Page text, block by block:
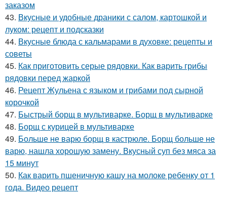
заказом
43. Вкусные и удобные драники с салом, картошкой и
луком: рецепт и подсказки
44. Вкусные блюда с кальмарами в духовке: рецепты и
советы
45. Как приготовить серые рядовки. Как варить грибы
рядовки перед жаркой
46. Рецепт Жульена с языком и грибами под сырной
корочкой
47. Быстрый борщ в мультиварке. Борщ в мультиварке
48. Борщ с курицей в мультиварке
49. Больше не варю борщ в кастрюле. Борщ больше не
варю, нашла хорошую замену. Вкусный суп без мяса за
15 минут
50. Как варить пшеничную кашу на молоке ребенку от 1
года. Видео рецепт